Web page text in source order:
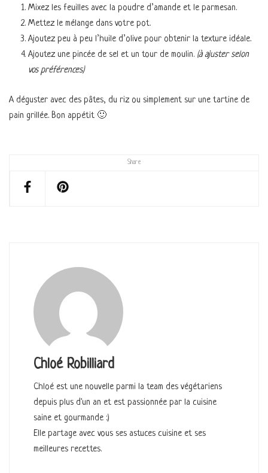
Share
Mixez les feuilles avec la poudre d’amande et le parmesan.
Mettez le mélange dans votre pot.
Ajoutez peu à peu l’huile d’olive pour obtenir la texture idéale.
Ajoutez une pincée de sel et un tour de moulin. (à ajuster selon
vos préférences)
A déguster avec des pâtes, du riz ou simplement sur une tartine de
pain grillée. Bon appétit 🙂
Chloé Robilliard
Chloé est une nouvelle parmi la team des végétariens
depuis plus d'un an et est passionnée par la cuisine
saine et gourmande :)
Elle partage avec vous ses astuces cuisine et ses
meilleures recettes.